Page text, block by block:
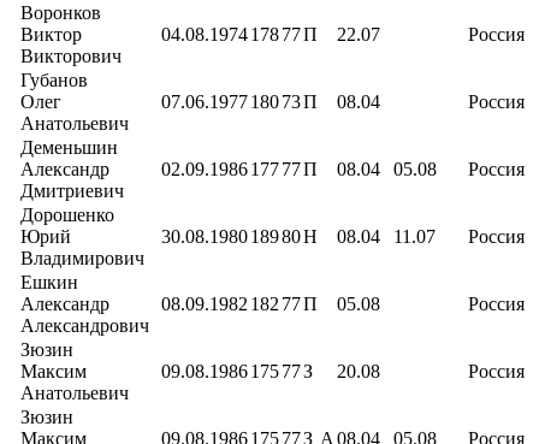
Воронков
Виктор
Викторович
04.08.197417877П 22.07 Россия
Губанов
Олег
Анатольевич
07.06.197718073П 08.04 Россия
Деменьшин
Александр
Дмитриевич
02.09.198617777П 08.04 05.08 Россия
Дорошенко
Юрий
Владимирович
30.08.198018980Н 08.04 11.07 Россия
Ешкин
Александр
Александрович
08.09.1982 182 77П 05.08 Россия
Зюзин
Максим
Анатольевич
09.08.198617577З 20.08 Россия
Зюзин
Максим
09.08.198617577З А 08.04 05.08 Россия